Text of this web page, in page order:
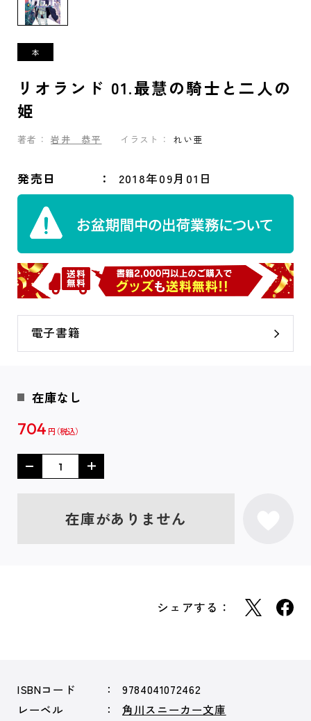
リオランド 01.最慧の騎士と二人の
姫
著者： 岩井 恭平 イラスト： れい亜
発売日 2018年09月01日
電子書籍
在庫なし
704 円
在庫がありません
シェアする：
ISBNコード
9784041072462
レーベル
角川スニーカー文庫